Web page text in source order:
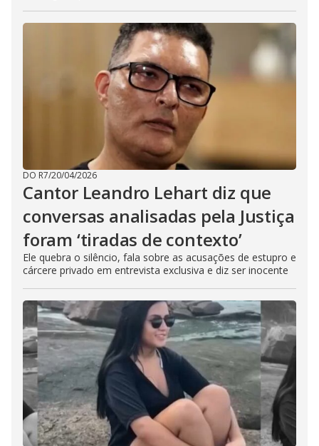
DO R7/20/04/2026
Cantor Leandro Lehart diz que
conversas analisadas pela Justiça
foram ‘tiradas de contexto’
Ele quebra o silêncio, fala sobre as acusações de estupro e
cárcere privado em entrevista exclusiva e diz ser inocente